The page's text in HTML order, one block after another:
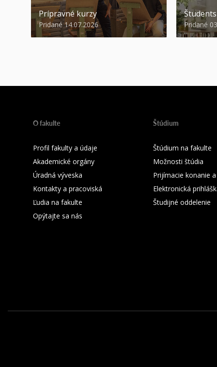
Prípravné kurzy
Pridané 14.07.2026 Pridané
O fakulte
Profil fakulty a údaje
Akademické orgány
Úradná výveska
Kontakty a pracoviská
Ľudia na fakulte
Opýtajte sa nás
Štúdium
Štúdium na fakulte
Možnosti štúdia
Prijímacie konanie
Elektronická
Študijné oddelenie